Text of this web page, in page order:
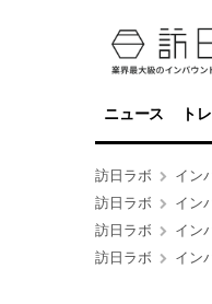
ニュース ト
訪日ラボ イン
訪日ラボ
イン
訪日ラボ
イン
訪日ラボ
イン